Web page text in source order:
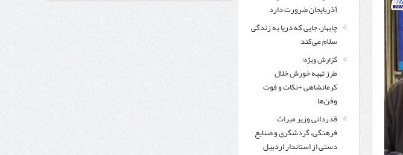
مرز بین‌المللی مهران شود
روایت روزنامه اتریشی از بحران در مرز مغرب و اسپانیا
گذشت
آذربایجان ضرورت دارد
چابهار، جایی که دریا به زندگی
سلام می‌کند
گزارش ویژه؛
طرز تهیه خورش خلال
کرمانشاهی +نکات و فوت
وفن‌ها
قدردانی وزیر میراث
فرهنگی، گردشگری و صنایع
دستی از استاندار اردبیل